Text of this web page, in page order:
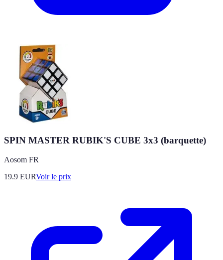
SPIN MASTER RUBIK'S CUBE 3x3 (barquette)
Aosom FR
19.9 EURVoir le prix